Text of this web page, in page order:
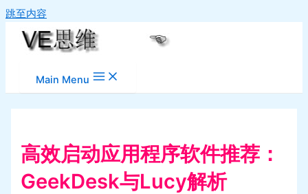
跳至内容
Main Menu
高效启动应用程序软件推荐：
GeekDesk与Lucy解析